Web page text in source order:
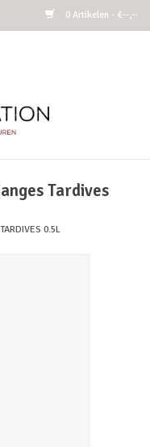
0 Artikelen - €--,--
Tardives
0.5L